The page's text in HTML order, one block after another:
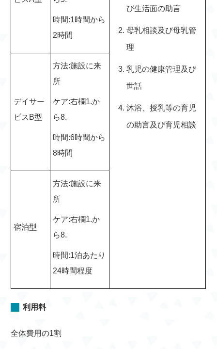
び生活面の助言
母乳相談及び母乳管
理
乳児の健康管理及び
世話
沐浴、授乳等の育児
の助言及び育児相談
時間:1時間から
2時間
デイサー
ビスB型
方法:施設に来
所
ケア:右欄1.か
ら8.
時間:6時間から
8時間
宿泊型
方法:施設に来
所
ケア:右欄1.か
ら8.
時間:1泊あたり
24時間程度
利用料
全体費用の1割